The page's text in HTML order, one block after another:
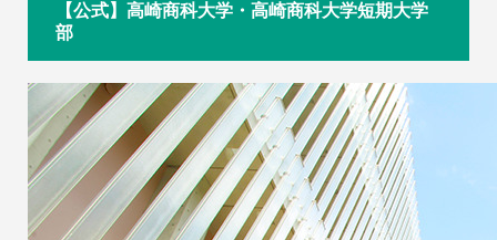
【公式】高崎商科大学・高崎商科大学短期大学
部